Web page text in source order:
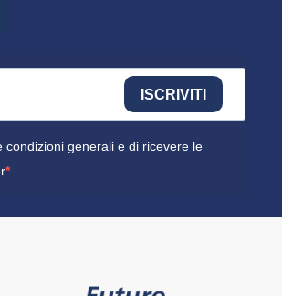
ISCRIVITI
condizioni generali e di ricevere le